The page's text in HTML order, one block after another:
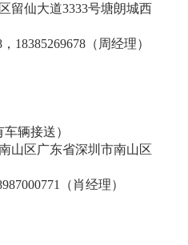
留仙大道3333号塘朗城西
18385269678（周经理）
辆接送）
山区广东省深圳市南山区
（肖经理）